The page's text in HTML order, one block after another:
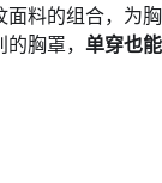
面料的组合，为胸
胸罩， 单穿也能